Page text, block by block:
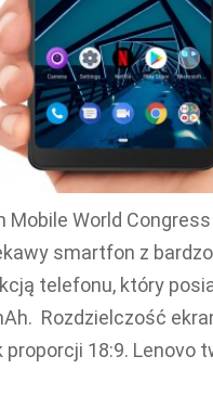
World
smartfon z
telefonu, który
Rozdzielczość
18:9. Lenovo